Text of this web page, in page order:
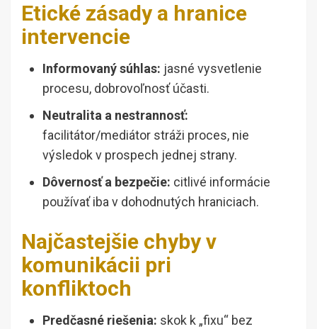
Etické zásady a hranice
intervencie
Informovaný súhlas: jasné vysvetlenie
procesu, dobrovoľnosť účasti.
Neutralita a nestrannosť:
facilitátor/mediátor stráži proces, nie
výsledok v prospech jednej strany.
Dôvernosť a bezpečie: citlivé informácie
používať iba v dohodnutých hraniciach.
Najčastejšie chyby v
komunikácii pri
konfliktoch
Predčasné riešenia: skok k „fixu“ bez